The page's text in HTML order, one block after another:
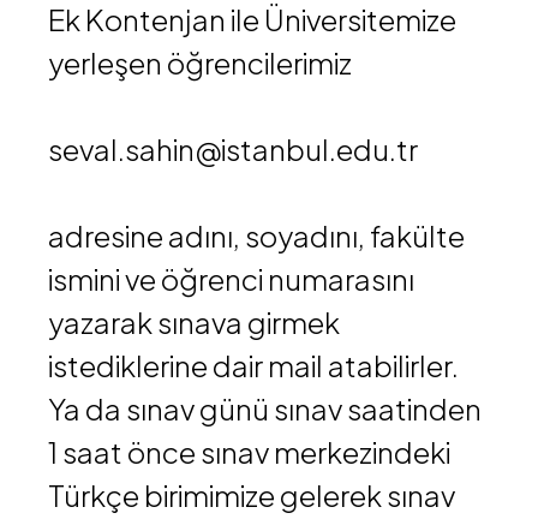
Ek Kontenjan ile Üniversitemize
yerleşen öğrencilerimiz
seval.sahin@istanbul.edu.tr
adresine adını, soyadını, fakülte
ismini ve öğrenci numarasını
yazarak sınava girmek
istediklerine dair mail atabilirler.
Ya da sınav günü sınav saatinden
1 saat önce sınav merkezindeki
Türkçe birimimize gelerek sınav